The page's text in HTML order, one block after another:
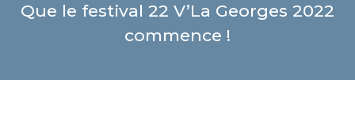
Que le festival 22 V’La Georges 2022
commence !